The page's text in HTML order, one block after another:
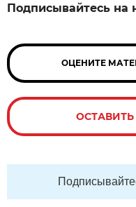
Подписывайтесь
ОЦЕНИТЕ